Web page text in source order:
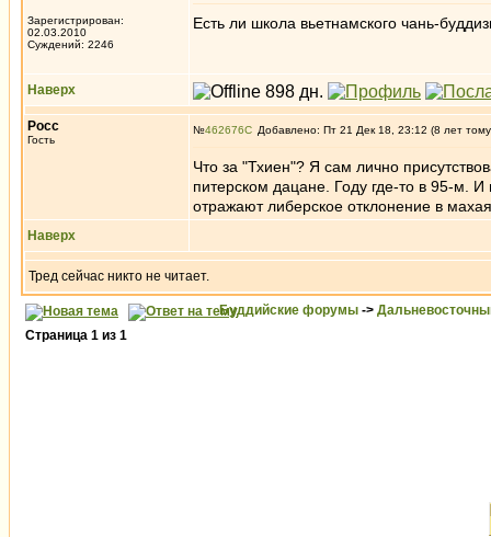
Зарегистрирован:
02.03.2010
Суждений: 2246
Есть ли школа вьетнамского чань-
Наверх
Росс
Гость
№462676 Добавлено: Пт 21 Дек 18, 23:12 (8 лет
Что за "Тхиен"? Я сам лично
питерском дацане. Году где-то в 95-м.
отражают либерское отклонение в
Наверх
Тред сейчас никто не читает.
Буддийские форумы ->
Страница 1 из 1